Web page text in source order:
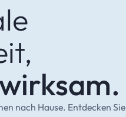
nach Hause. Entdecken Sie